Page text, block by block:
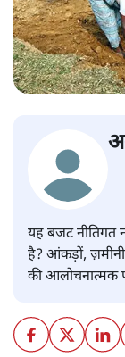
यह बजट नीतिगत
है? आंकड़ों,
की आलोचनात्मक